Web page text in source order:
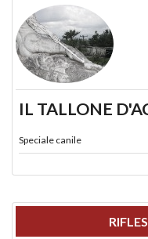
IL TALLONE
Speciale canile